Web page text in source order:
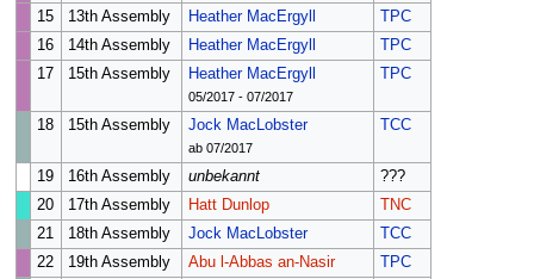
15
13th Assembly Heather MacErgyll
TPC
16
14th Assembly Heather MacErgyll
TPC
17
15th Assembly Heather MacErgyll
05/2017 - 07/2017
TPC
18 15th Assembly Jock MacLobster
ab 07/2017
TCC
19 16th Assembly unbekannt
???
20
17th Assembly Hatt Dunlop
TNC
21
18th Assembly Jock MacLobster
TCC
22
19th Assembly Abu l-Abbas an-Nasir
TPC